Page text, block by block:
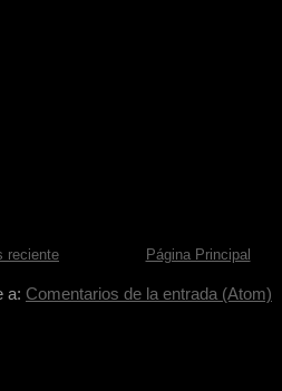
reciente Página Principal
a: Comentarios de la entrada (Atom)